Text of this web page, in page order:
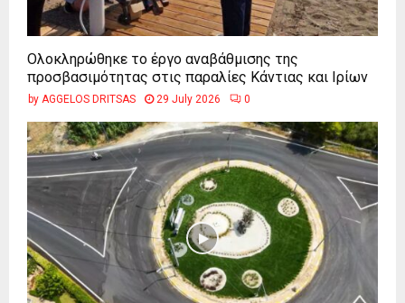
Ολοκληρώθηκε το έργο αναβάθμισης της
προσβασιμότητας στις παραλίες Κάντιας και Ιρίων
by AGGELOS DRITSAS 29 July 2026 0